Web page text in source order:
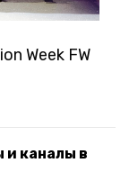
Week FW
и каналы в